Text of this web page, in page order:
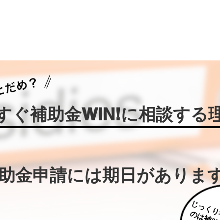
ぐ補助金WIN!に相談する
金申請には期日がありま